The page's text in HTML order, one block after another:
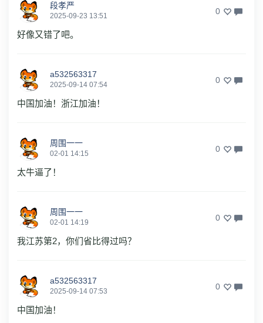
段孝严
2025-09-23 13:51 0
好像又错了吧。
a532563317
2025-09-14 07:54 0
中国加油！浙江加油！
周围一一
02-01 14:15 0
太牛逼了！
周围一一
02-01 14:19 0
我江苏第2，你们省比得过吗？
a532563317
2025-09-14 07:53 0
中国加油！